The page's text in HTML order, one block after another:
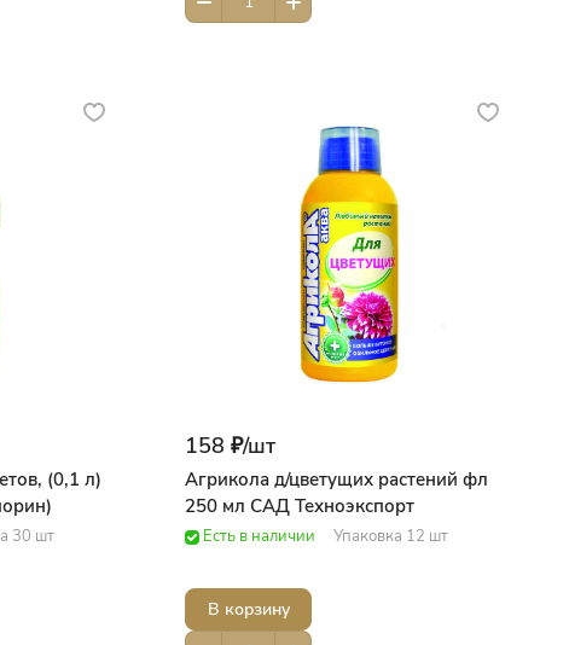
(0,1 л)
30 шт
158 ₽/шт
Агрикола д/цветущих растений фл
250 мл САД Техноэкспорт
Есть в наличии Упаковка 12 шт
В корзину